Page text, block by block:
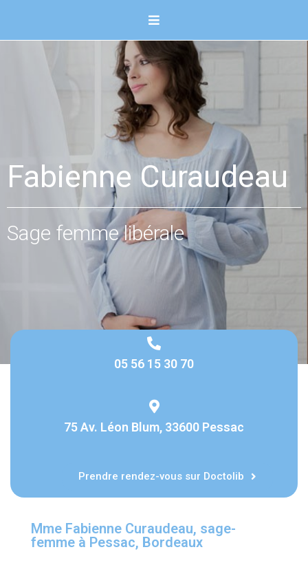
Fabienne Curaudeau
Sage femme libérale
05 56 15 30 70
75 Av. Léon Blum, 33600 Pessac
Prendre rendez-vous sur Doctolib
Mme Fabienne Curaudeau, sage-
femme à Pessac, Bordeaux